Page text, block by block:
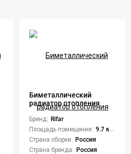
Биметаллический
радиатор отопления
RIFAR BASE VENTIL L 350
x7
Бренд: Rifar
Площадь помещения: 9.7 кв. м.
Страна сборки: Россия
Страна бренда: Россия